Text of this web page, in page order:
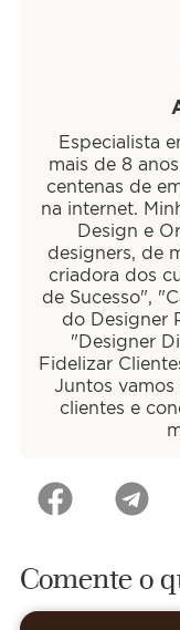
Especialista
mais de 8
centenas de
na internet.
Design e
designers, de
criadora dos
de Sucesso",
do Designer
"Designer
Fidelizar
Juntos vamos
clientes e
Comente o